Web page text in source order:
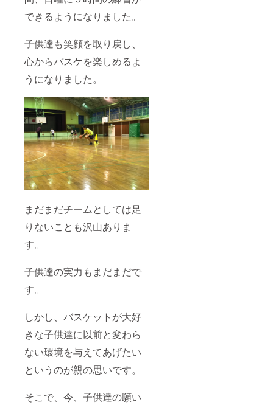
できるようになりました。
子供達も笑顔を取り戻し、
心からバスケを楽しめるよ
うになりました。
まだまだチームとしては足
りないことも沢山ありま
す。
子供達の実力もまだまだで
す。
しかし、バスケットが大好
きな子供達に以前と変わら
ない環境を与えてあげたい
というのが親の思いです。
そこで、今、子供達の願い